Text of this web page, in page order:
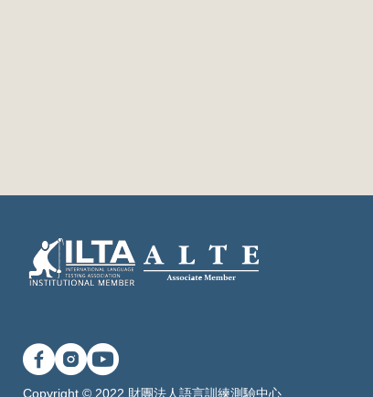
Copyright © 2022 財團法人語言訓練測驗中心